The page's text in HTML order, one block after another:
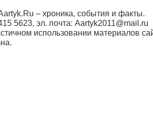
– хроника, события и факты.
5623, эл. почта: Aartyk2011@mail.ru
использовании материалов